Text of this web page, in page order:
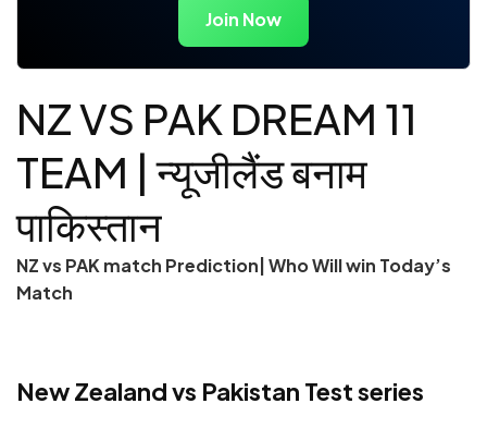
Join Now
NZ VS PAK DREAM 11
TEAM | न्यूजीलैंड बनाम
पाकिस्तान
NZ vs PAK match Prediction| Who Will win Today’s
Match
New Zealand vs Pakistan Test series